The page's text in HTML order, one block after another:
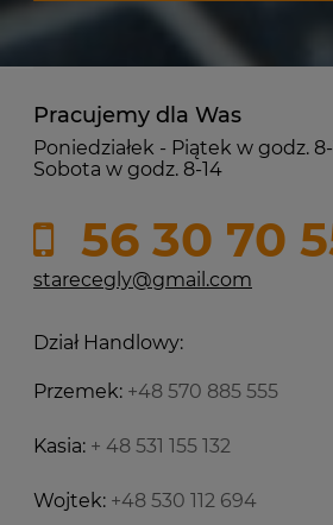
Pracujemy dla Was
Poniedziałek - Piątek w godz. 8-
Sobota w godz. 8-14
56 30 70
starecegly@gmail.com
Dział Handlowy:
Przemek: +48 570 885 555
Kasia: + 48 531 155 132
Wojtek: +48 530 112 694